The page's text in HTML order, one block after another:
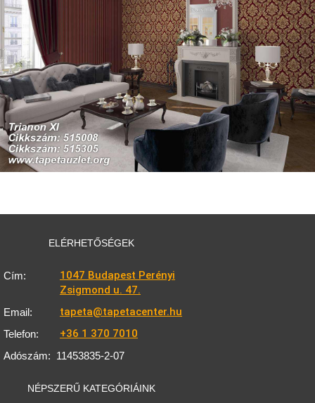
ELÉRHETŐSÉGEK
Cím:
1047 Budapest Perényi
Zsigmond u. 47.
Email: tapeta@tapetacenter.hu
Telefon: +36 1 370 7010
Adószám: 11453835-2-07
NÉPSZERŰ KATEGÓRIÁINK